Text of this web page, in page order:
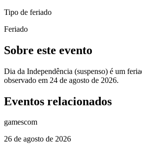
Tipo de feriado
Feriado
Sobre este evento
Dia da Independência (suspenso) é um
observado em 24 de agosto de 2026.
Eventos relacionados
gamescom
26 de agosto de 2026